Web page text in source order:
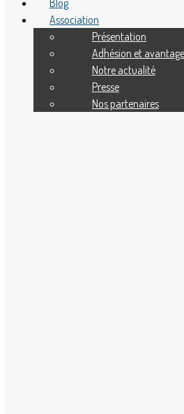
Services météo
Loir-et-
Blog
Association
Présentation
Adhésion et
Notre actualité
Presse
Nos partenaires